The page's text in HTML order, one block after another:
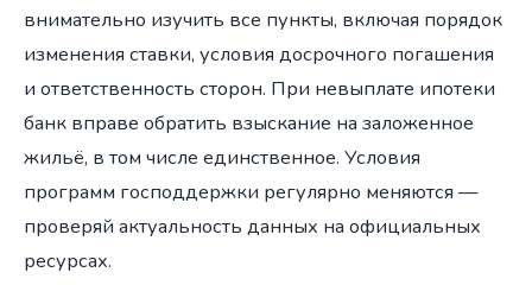
внимательно изучить все пункты, включая порядок
изменения ставки, условия досрочного погашения
и ответственность сторон. При невыплате ипотеки
банк вправе обратить взыскание на заложенное
жильё, в том числе единственное. Условия
программ господдержки регулярно меняются —
проверяй актуальность данных на официальных
ресурсах.